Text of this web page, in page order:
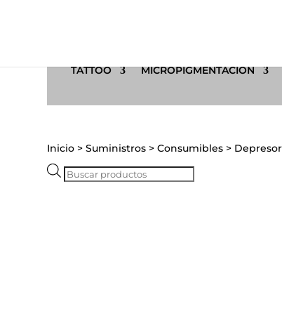
TATTOO MICROPIGMENTACIÓN
Inicio >Suministros >Consumibles >
Búsqueda